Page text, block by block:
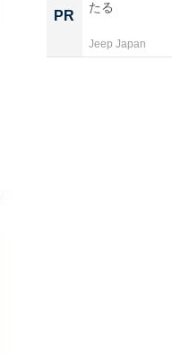
PR
たる
Jeep Japan